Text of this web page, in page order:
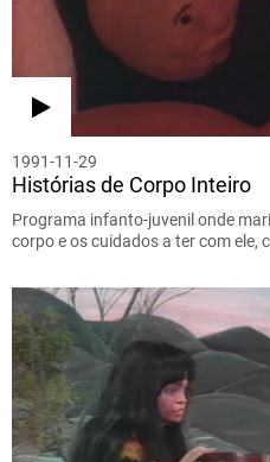
1991-11-29
Histórias de Corpo Inteiro
Programa infanto-juvenil onde
corpo e os cuidados a ter com ele,